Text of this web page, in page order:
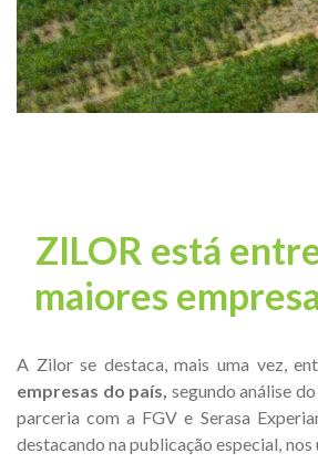
ZILOR está
maiores
A Zilor se destaca, mais uma vez,
empresas do país, segundo análise
parceria com a FGV e Serasa
destacando na publicação especial,